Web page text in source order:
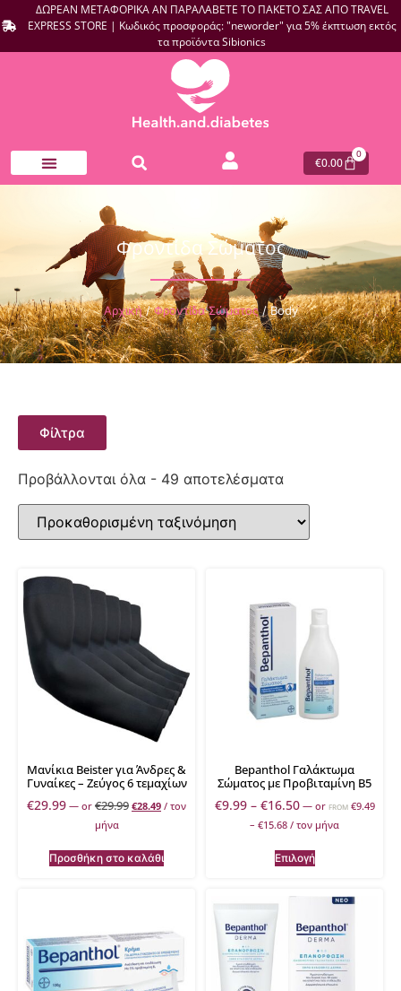
ΔΩΡΕΑΝ ΜΕΤΑΦΟΡΙΚΑ ΑΝ ΠΑΡΑΛΑΒΕΤΕ ΤΟ ΠΑΚΕΤΟ ΣΑΣ ΑΠΟ TRAVEL
EXPRESS STORE | Κωδικός προσφοράς: "neworder" για 5% έκπτωση εκτός
τα προϊόντα Sibionics
€0.00
0
Φροντίδα Σώματος
Αρχική/Φροντίδα Σώματος/ Body
Φίλτρα
Προβάλλονται όλα - 49 αποτελέσματα
Μανίκια Beister για Άνδρες &
Γυναίκες – Ζεύγος 6 τεμαχίων
€29.99 — or €29.99 €28.49 / τον
μήνα
Προσθήκη στο καλάθι
Bepanthol Γαλάκτωμα
Σώματος με Προβιταμίνη Β5
€9.99 – €16.50 —or FROM €9.49
– €15.68 / τον μήνα
Επιλογή